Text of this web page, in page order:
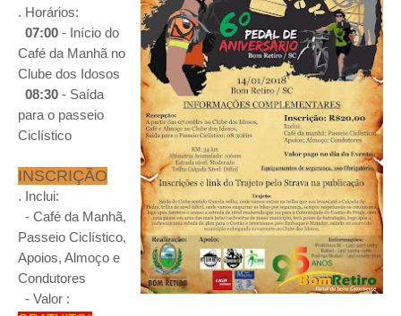
. Horários:
07:00 - Início do
Café da Manhã no
Clube dos Idosos
08:30 - Saída
para o passeio
Ciclístico
INSCRIÇÃO
. Inclui:
- Café da Manhã,
Passeio Ciclístico,
Apoios, Almoço e
Condutores
- Valor :